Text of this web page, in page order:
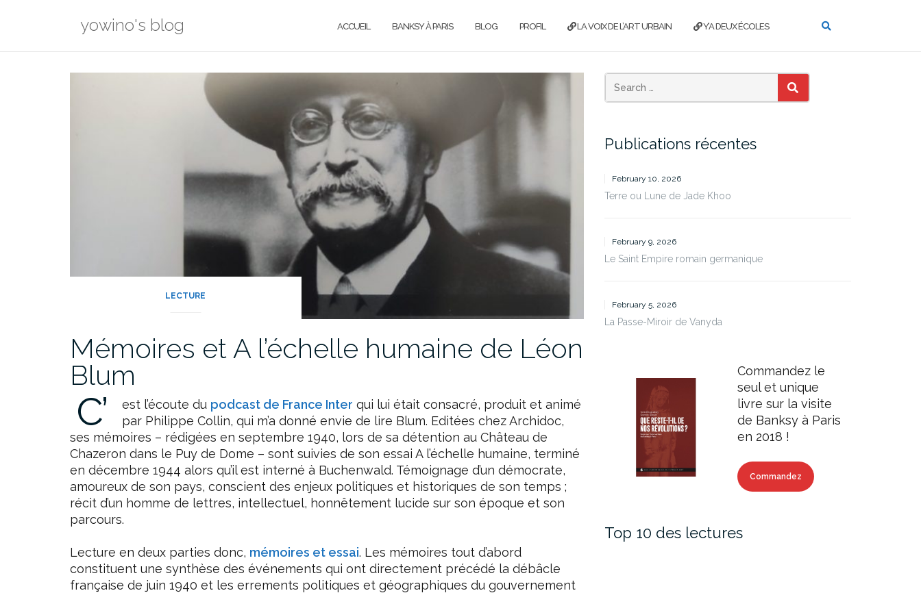
yowino's blog ACCUEIL BANKSY À PARIS BLOG PROFIL LA VOIX DE L’ART URBAIN Y’A DEUX ÉCOLES
LECTURE
Mémoires et A l’échelle humaine de Léon
Blum
C’ est l’écoute du podcast de France Inter qui lui était consacré, produit et animé
par Philippe Collin, qui m’a donné envie de lire Blum. Editées chez Archidoc,
ses mémoires – rédigées en septembre 1940, lors de sa détention au Château de
Chazeron dans le Puy de Dome – sont suivies de son essai A l’échelle humaine, terminé
en décembre 1944 alors qu’il est interné à Buchenwald. Témoignage d’un démocrate,
amoureux de son pays, conscient des enjeux politiques et historiques de son temps ;
récit d’un homme de lettres, intellectuel, honnêtement lucide sur son époque et son
parcours.
Lecture en deux parties donc, mémoires et essai. Les mémoires tout d’abord
constituent une synthèse des événements qui ont directement précédé la débâcle
française de juin 1940 et les errements politiques et géographiques du gouvernement
SEARCH
Publications récentes
February 10, 2026
Terre ou Lune de Jade Khoo
February 9, 2026
Le Saint Empire romain germanique
February 5, 2026
La Passe-Miroir de Vanyda
Commandez le
seul et unique
livre sur la visite
de Banksy à Paris
en 2018 !
Commandez
Top 10 des lectures